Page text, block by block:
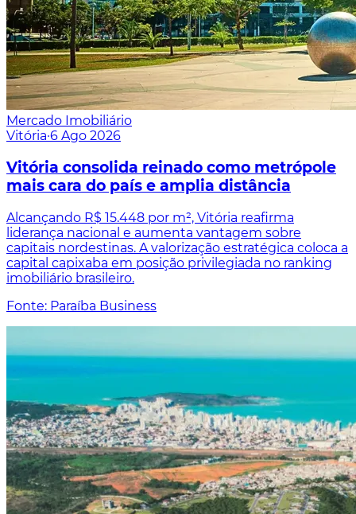
Mercado Imobiliário
Vitória·6 Ago 2026
Vitória consolida reinado como metrópole
mais cara do país e amplia distância
Alcançando R$ 15.448 por m², Vitória reafirma
liderança nacional e aumenta vantagem sobre
capitais nordestinas. A valorização estratégica coloca a
capital capixaba em posição privilegiada no ranking
imobiliário brasileiro.
Fonte: Paraíba Business